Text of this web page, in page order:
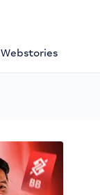
Webstories